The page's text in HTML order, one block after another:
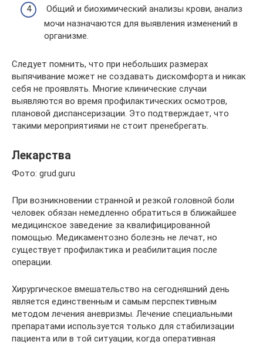
Общий и биохимический анализы крови, анализ
мочи назначаются для выявления изменений в
организме.
Следует помнить, что при небольших размерах
выпячивание может не создавать дискомфорта и никак
себя не проявлять. Многие клинические случаи
выявляются во время профилактических осмотров,
плановой диспансеризации. Это подтверждает, что
такими мероприятиями не стоит пренебрегать.
Лекарства
Фото: grud.guru
При возникновении странной и резкой головной боли
человек обязан немедленно обратиться в ближайшее
медицинское заведение за квалифицированной
помощью. Медикаментозно болезнь не лечат, но
существует профилактика и реабилитация после
операции.
Хирургическое вмешательство на сегодняшний день
является единственным и самым перспективным
методом лечения аневризмы. Лечение специальными
препаратами используется только для стабилизации
пациента или в той ситуации, когда оперативная